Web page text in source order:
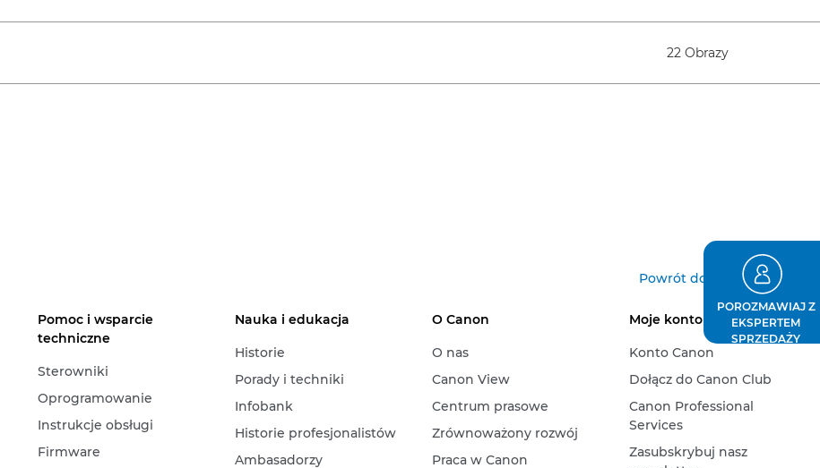
22 Obrazy
POROZMAWIAJ Z
EKSPERTEM
SPRZEDAŻY
Powrót do początku
Pomoc i wsparcie
techniczne
Sterowniki
Oprogramowanie
Instrukcje obsługi
Firmware
Nauka i edukacja
Historie
Porady i techniki
Infobank
Historie profesjonalistów
Ambasadorzy
O Canon
O nas
Canon View
Centrum prasowe
Zrównoważony rozwój
Praca w Canon
Moje konto
Konto Canon
Dołącz do Canon Club
Canon Professional
Services
Zasubskrybuj nasz